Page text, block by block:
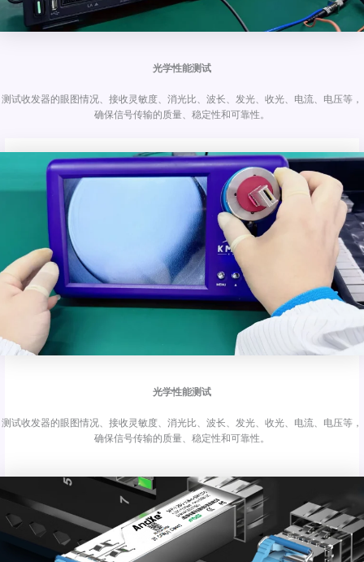
光学性能测试
测试收发器的眼图情况、接收灵敏度、消光比、波长、发光、收光、电流、电压等，
确保信号传输的质量、稳定性和可靠性。
光学性能测试
测试收发器的眼图情况、接收灵敏度、消光比、波长、发光、收光、电流、电压等，
确保信号传输的质量、稳定性和可靠性。